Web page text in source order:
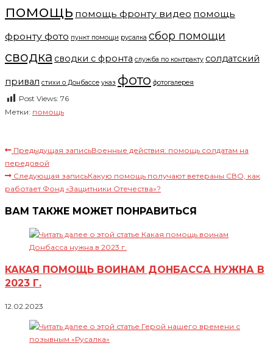
помощь помощь фронту видео помощь
фронту фото пункт помощи русалка сбор помощи
сводка сводки с фронта служба по контракту солдатский
привал стихи о Донбассе указ фото фотогалерея
Post Views: 76
Метки: помощь
Предыдущая записьВоенные действия: помощь солдатам на
передовой
Следующая записьКакую помощь получают ветераны СВО, как
работает Фонд «Защитники Отечества»?
ВАМ ТАКЖЕ МОЖЕТ ПОНРАВИТЬСЯ
КАКАЯ ПОМОЩЬ ВОИНАМ ДОНБАССА НУЖНА В
2023 Г.
12.02.2023